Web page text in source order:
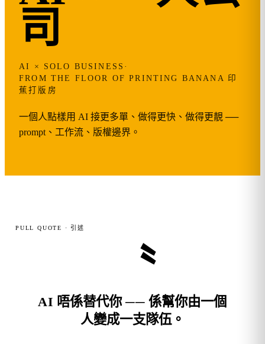
司
AI × SOLO BUSINESS ·
FROM THE FLOOR OF PRINTING BANANA 印
蕉打版房
一個人點樣用 AI 接更多單、做得更快、做得更靚 ──
prompt、工作流、版權邊界。
PULL QUOTE · 引述
〝
AI 唔係替代你 ── 係幫你由一個
人變成一支隊伍。